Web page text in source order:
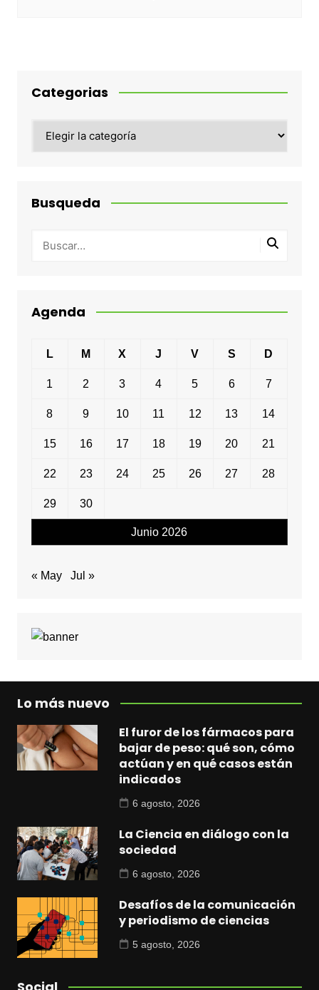
Categorias
Busqueda
Agenda
Junio 2026
L M X J V S D
1 2 3 4 5 6 7
8 9 10 11 12 13 14
15 16 17 18 19 20 21
22 23 24 25 26 27 28
29 30
« May Jul »
Lo más nuevo
El furor de los fármacos para
bajar de peso: qué son, cómo
actúan y en qué casos están
indicados
6 agosto, 2026
La Ciencia en diálogo con la
sociedad
6 agosto, 2026
Desafíos de la comunicación
y periodismo de ciencias
5 agosto, 2026